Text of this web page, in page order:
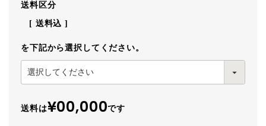
送料区分
送料込
を下記から選択してください。
送料は¥00,000です